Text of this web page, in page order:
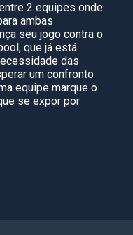
2 equipes onde
ambas
seu jogo contra o
que já está
das
um confronto
equipe marque o
se expor por